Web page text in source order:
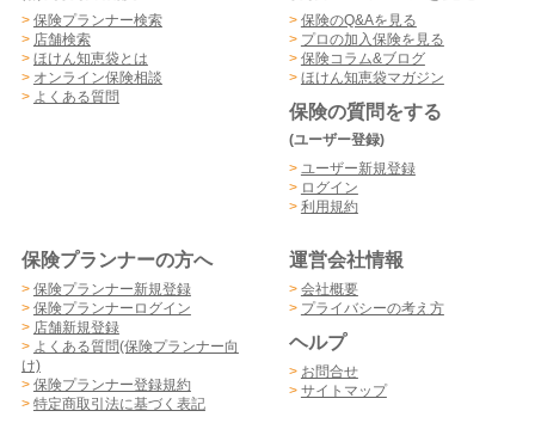
> 保険プランナー検索
> 店舗検索
> ほけん知恵袋とは
> オンライン保険相談
> よくある質問
> 保険のQ&Aを見る
> プロの加入保険を見る
> 保険コラム&ブログ
> ほけん知恵袋マガジン
保険の質問をする
(ユーザー登録)
> ユーザー新規登録
> ログイン
> 利用規約
保険プランナーの方へ
> 保険プランナー新規登録
> 保険プランナーログイン
> 店舗新規登録
> よくある質問(保険プランナー向
け)
> 保険プランナー登録規約
> 特定商取引法に基づく表記
運営会社情報
> 会社概要
> プライバシーの考え方
ヘルプ
> お問合せ
> サイトマップ